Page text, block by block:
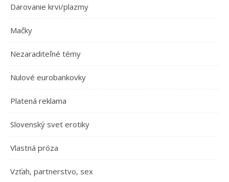
Darovanie krvi/plazmy
Mačky
Nezaraditeľné témy
Nulové eurobankovky
Platená reklama
Slovenský svet erotiky
Vlastná próza
Vzťah, partnerstvo, sex